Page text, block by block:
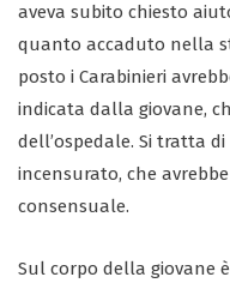
aveva subito chiesto
quanto accaduto nella
posto i Carabinieri
indicata dalla giovane,
dell’ospedale. Si tratta
incensurato, che
consensuale.
Sul corpo della giovane